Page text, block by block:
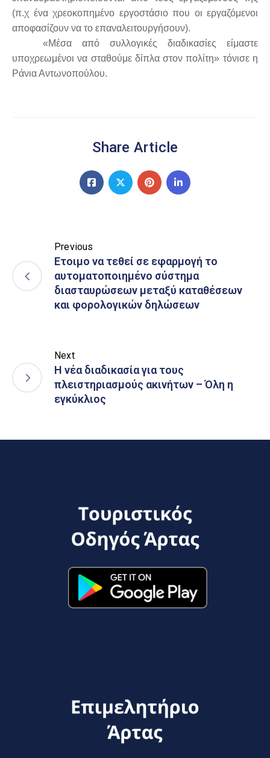
(π.χ ένα χρεοκοπημένο εργοστάσιο που οι εργαζόμενοι
αποφασίζουν να το επαναλειτουργήσουν).
«Μέσα από συλλογικές διαδικασίες είμαστε
υποχρεωμένοι να σταθούμε δίπλα στον πολίτη» τόνισε η
Ράνια Αντωνοπούλου.
Share Article
Previous
Ετοιμο να τεθεί σε εφαρμογή το
αυτοματοποιημένο σύστημα
διασταυρώσεων μεταξύ καταθέσεων
και φορολογικών δηλώσεων
Next
Η νέα διαδικασία για τους
πλειστηριασμούς ακινήτων – Όλη η
εγκύκλιος